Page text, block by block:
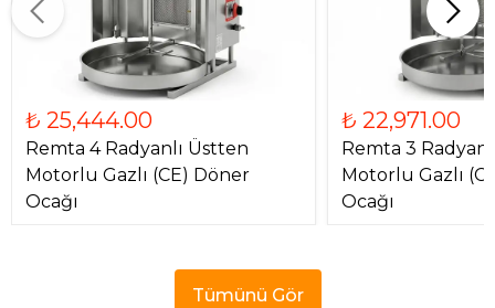
₺ 25,444.00
Remta 4 Radyanlı Üstten
Motorlu Gazlı (CE) Döner
Ocağı
₺ 22,971.00
Remta 3
Motorlu Gazlı
Ocağı
Tümünü Gör